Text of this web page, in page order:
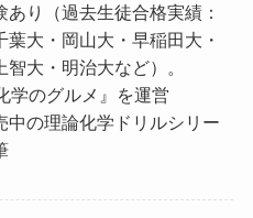
り（過去生徒合格実績：
大・岡山大・早稲田大・
大・明治大など）。
学のグルメ』を運営
中の理論化学ドリルシリー